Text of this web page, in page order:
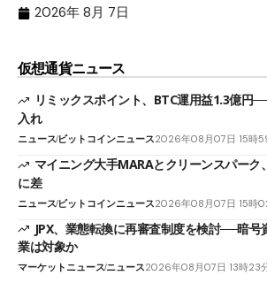
2026年 8月 7日
仮想通貨ニュース
リミックスポイント、BTC運用益1.3億円
入れ
ニュースビットコインニュース2026年08月07日 15時
マイニング大手MARAとクリーンスパー
に差
ニュースビットコインニュース2026年08月07日 15時
JPX、業態転換に再審査制度を検討──暗号
業は対象か
マーケットニュースニュース2026年08月07日 13時23